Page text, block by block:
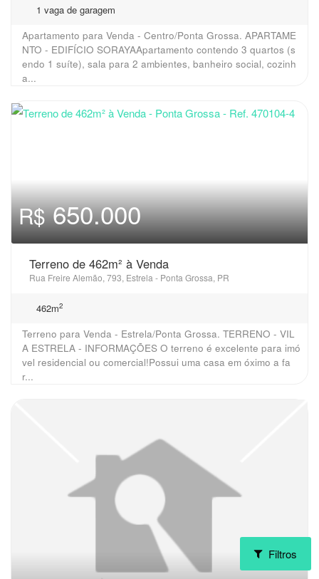
1 vaga de garagem
Apartamento para Venda - Centro/Ponta Grossa. APARTAME
NTO - EDIFÍCIO SORAYAApartamento contendo 3 quartos (s
endo 1 suíte), sala para 2 ambientes, banheiro social, cozinh
a...
R$650.000
Terreno de 462m² à Venda
Rua Freire Alemão, 793, Estrela - Ponta Grossa, PR
462m2
Terreno para Venda - Estrela/Ponta Grossa. TERRENO - VIL
A ESTRELA - INFORMAÇÕES O terreno é excelente para imó
vel residencial ou comercial!Possui uma casa em óximo a fa
r...
Filtros